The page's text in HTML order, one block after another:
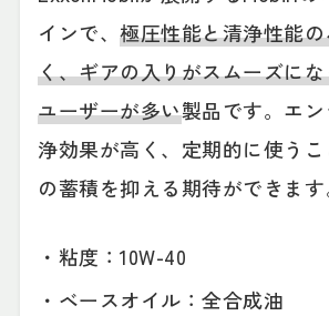
インで、極圧性能と清浄性能
く、ギアの入りがスムーズに
ユーザーが多い製品です。エ
浄効果が高く、定期的に使う
の蓄積を抑える期待ができます
・粘度：10W-40
・ベースオイル：全合成油